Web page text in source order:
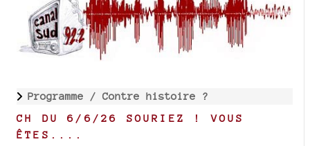
Programme / Contre histoire ?
CH DU 6/6/26 SOURIEZ ! VOUS
ÊTES....